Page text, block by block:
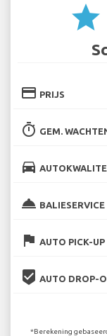
star
credit_card PRIJS
timer GEM.
directions_car
room_service BALIESERVICE
flag AUTO PICK-UP
beenhere AUTO DROP-
*Berekening